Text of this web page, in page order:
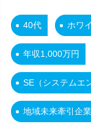
40代 ホワ
年収1,000万円
SE（システムエ
地域未来牽引企業